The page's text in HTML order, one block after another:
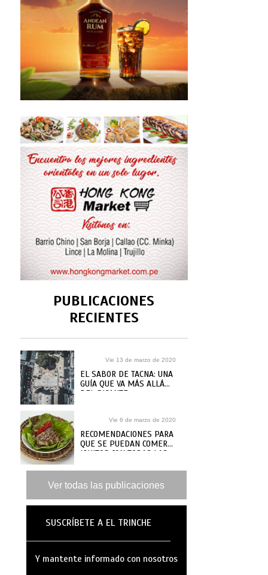
PUBLICACIONES
RECIENTES
Vie 13 de marzo de 2020
EL SABOR DE TACNA: UNA
GUÍA QUE VA MÁS ALLÁ
DEL PICANTE
Vie 6 de marzo de 2020
RECOMENDACIONES PARA
QUE SE PUEDAN COMER
IQUITOS CON TODAS LAS
Ver todas las publicaciones
SUSCRÍBETE A EL TRINCHE
Y mantente informado con nosotros